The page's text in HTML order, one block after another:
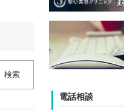
検索
電話相談